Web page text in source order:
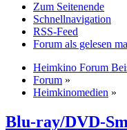
Zum Seitenende
Schnellnavigation
RSS-Feed
Forum als gelesen
Heimkino Forum
Forum »
Heimkinomedien »
Blu-ray/DVD-